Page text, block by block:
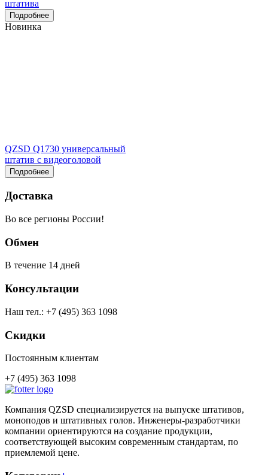
штатива
Подробнее
Новинка
QZSD Q1730 универсальный
штатив с видеоголовой
Подробнее
Доставка
Во все регионы России!
Обмен
В течение 14 дней
Консультации
Наш тел.: +7 (495) 363 1098
Скидки
Постоянным клиентам
+7 (495) 363 1098
Компания QZSD специализируется на выпуске штативов,
моноподов и штативных голов. Инженеры-разработчики
компании ориентируются на создание продукции,
соответствующей высоким современным стандартам, по
приемлемой цене.